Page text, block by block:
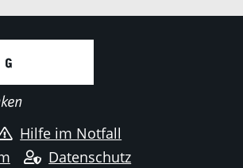
Hilfe im Notfall
Datenschutz